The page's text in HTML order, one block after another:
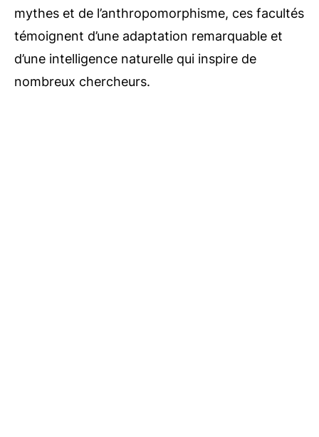
mythes et de l’anthropomorphisme, ces facultés
témoignent d’une adaptation remarquable et
d’une intelligence naturelle qui inspire de
nombreux chercheurs.